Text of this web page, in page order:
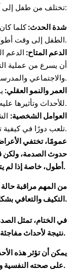
تختلف من طفل إلى آخر وتعتمد على عدة عوامل، بما في ذلك:
شدة الحدث:كلما
الطفل إلى وقت أطول للتعافي.
الدعم المتاح: الدعم
أن يسرع من عملية
والاجتماعي والمدرسي يلعب دورًا مهمًا في هذا السياق.
العمر والنمو العقلي:
للأحداث وتأثيرها عليه في مدى تأثير الصدمة ومدة بقائها.
العوامل الشخصية:
تلعب دورًا في كيفية تعامله مع الصدمة وتأثيرها عليه.
عمومًا، تختفي
حدوث الصدمة، ولكن
أطول، خاصة إذا لم يتم تقديم الدعم اللازم.
من المهم مراقبة
التكيف والتعافي بشكل كامل.
في الختام، تمثل
نتيجة لأحداث مفاجئة ومروعة.
يمكن أن تؤثر هذه
على صحته النفسية والعاطفية.